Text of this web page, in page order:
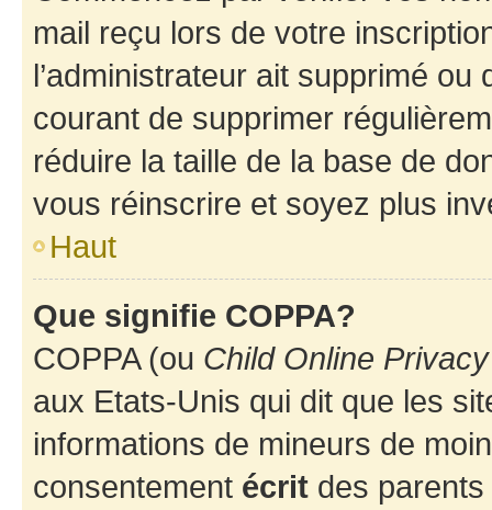
mail reçu lors de votre
l’administrateur ait supprimé
courant de supprimer
réduire la taille de la base de
vous réinscrire et soyez plus
Haut
Que signifie COPPA?
COPPA (ou Child Online
aux Etats-Unis qui dit que les
informations de mineurs de
consentement écrit des parents